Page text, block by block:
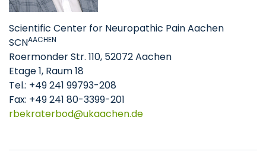
Scientific Center for Neuropathic Pain Aachen
SCNAACHEN
Roermonder Str. 110, 52072 Aachen
Etage 1, Raum 18
Tel.: +49 241 99793-208
Fax: +49 241 80-3399-201
rbekraterbod
ukaachende